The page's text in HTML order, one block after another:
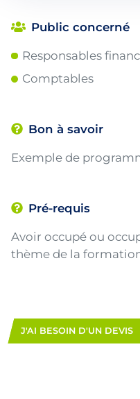
Public concerné
Responsables
Comptables
Bon à savoir
Exemple de
Pré-requis
Avoir occupé ou
thème de la
J'AI BESOIN D'UN DEVIS